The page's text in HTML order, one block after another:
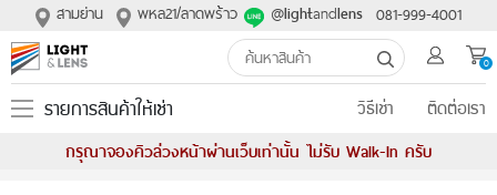
สามย่าน พหล21/ลาดพร้าว @lightandlens 081-999-4001
0
รายการสินค้าให้เช่า วิธีเช่า ติดต่อเรา
กรุณาจองคิวล่วงหน้าผ่านเว็บเท่านั้น ไม่รับ Walk-In ครับ